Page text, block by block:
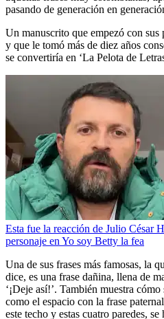
pasando de generación en
Un manuscrito que empezó con sus
y que le tomó más de diez años
se convertiría en ‘La Pelota de
Esta fue la reacción de Julio César
personaje en Yo soy Betty la fea
Una de sus frases más famosas, la
dice, es una frase dañina, llena de
‘¡Deje así!’. También muestra
como el espacio con la frase
este techo y estas cuatro paredes,